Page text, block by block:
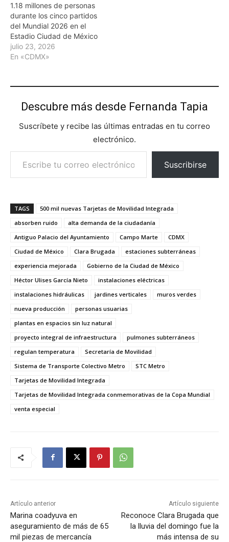
1.18 millones de personas
durante los cinco partidos
del Mundial 2026 en el
Estadio Ciudad de México
julio 23, 2026
En «CDMX»
Descubre más desde Fernanda Tapia
Suscríbete y recibe las últimas entradas en tu correo
electrónico.
Escribe tu correo electrónico…
Suscribirse
TAGS
500 mil nuevas Tarjetas de Movilidad Integrada
absorben ruido
alta demanda de la ciudadanía
Antiguo Palacio del Ayuntamiento
Campo Marte
CDMX
Ciudad de México
Clara Brugada
estaciones subterráneas
experiencia mejorada
Gobierno de la Ciudad de México
Héctor Ulises García Nieto
instalaciones eléctricas
instalaciones hidráulicas
jardines verticales
muros verdes
nueva producción
personas usuarias
plantas en espacios sin luz natural
proyecto integral de infraestructura
pulmones subterráneos
regulan temperatura
Secretaría de Movilidad
Sistema de Transporte Colectivo Metro
STC Metro
Tarjetas de Movilidad Integrada
Tarjetas de Movilidad Integrada conmemorativas de la Copa Mundial
venta especial
Artículo anterior
Marina coadyuva en
aseguramiento de más de 65
mil piezas de mercancía
Artículo siguiente
Reconoce Clara Brugada que
la lluvia del domingo fue la
más intensa de su